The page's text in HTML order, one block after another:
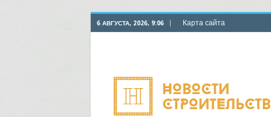
6 АВГУСТА, 2026, 9:06 Карта сайта